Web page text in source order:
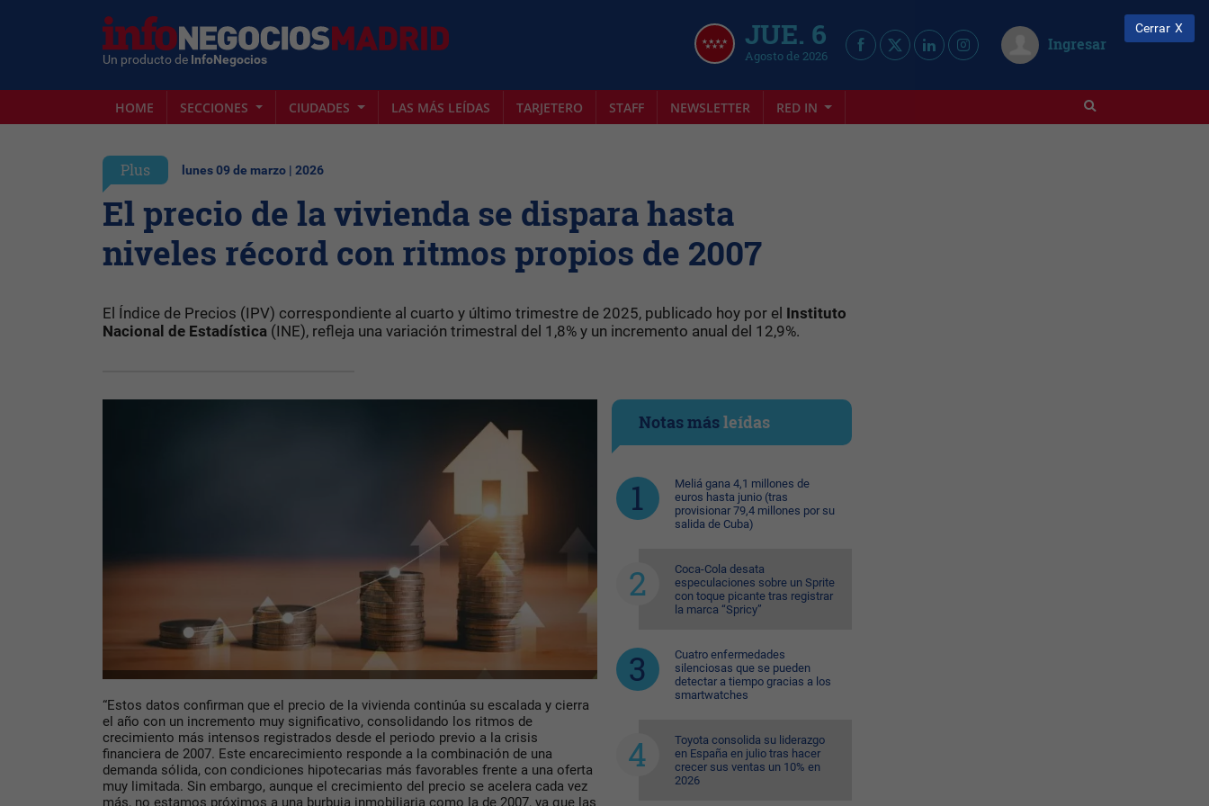
Un producto de InfoNegocios
JUE. 6
Agosto de 2026
Ingresar
HOME SECCIONES CIUDADES LAS MÁS LEÍDAS TARJETERO STAFF NEWSLETTER RED IN
Plus lunes 09 de marzo | 2026
El precio de la vivienda se dispara hasta
niveles récord con ritmos propios de 2007
El Índice de Precios (IPV) correspondiente al cuarto y último trimestre de 2025, publicado hoy por el Instituto
Nacional de Estadística (INE), refleja una variación trimestral del 1,8% y un incremento anual del 12,9%.
“Estos datos confirman que el precio de la vivienda continúa su escalada y cierra
el año con un incremento muy significativo, consolidando los ritmos de
crecimiento más intensos registrados desde el periodo previo a la crisis
financiera de 2007. Este encarecimiento responde a la combinación de una
demanda sólida, con condiciones hipotecarias más favorables frente a una oferta
muy limitada. Sin embargo, aunque el crecimiento del precio se acelera cada vez
Notas másleídas
Meliá gana 4,1 millones de
euros hasta junio (tras
provisionar 79,4 millones por su
salida de Cuba)
Coca-Cola desata
especulaciones sobre un Sprite
con toque picante tras registrar
la marca “Spricy”
Cuatro enfermedades
silenciosas que se pueden
detectar a tiempo gracias a los
smartwatches
Toyota consolida su liderazgo
en España en julio tras hacer
crecer sus ventas un 10% en
2026
Cerrar